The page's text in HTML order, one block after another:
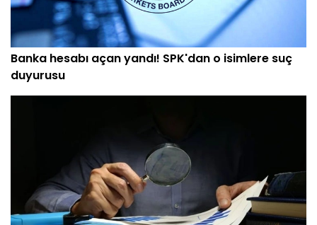
Banka hesabı açan yandı! SPK'dan o isimlere suç
duyurusu